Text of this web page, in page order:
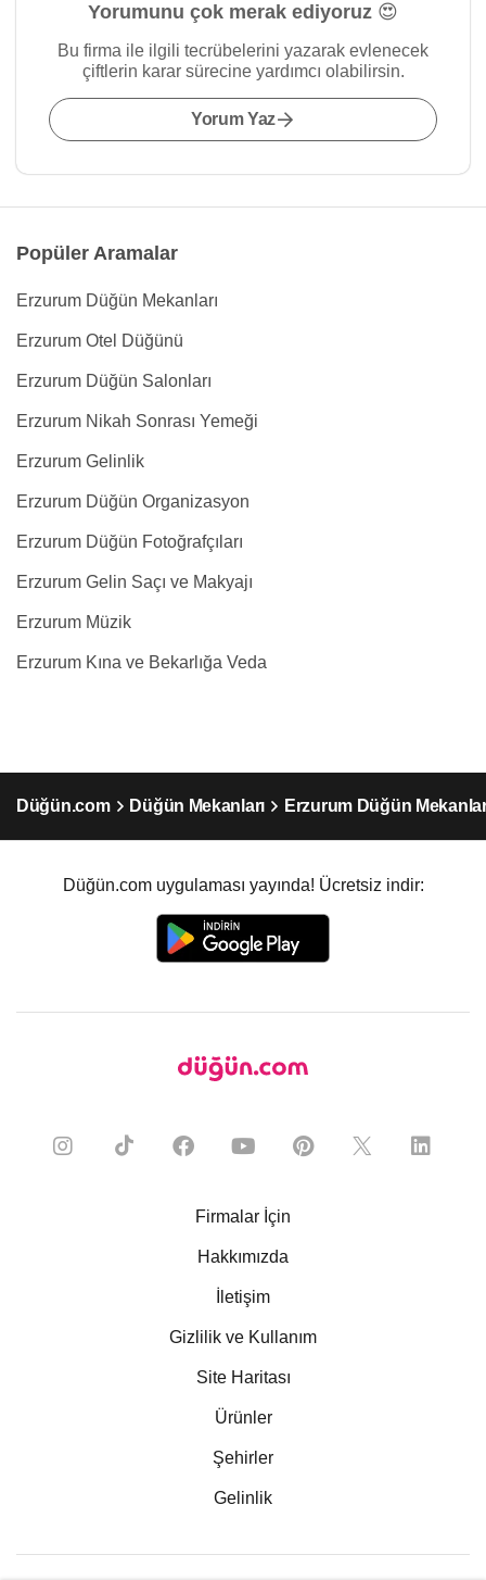
Yorumunu çok merak ediyoruz 😍
Bu firma ile ilgili tecrübelerini yazarak evlenecek
çiftlerin karar sürecine yardımcı olabilirsin.
Yorum Yaz
Popüler Aramalar
Erzurum Düğün Mekanları
Erzurum Otel Düğünü
Erzurum Düğün Salonları
Erzurum Nikah Sonrası Yemeği
Erzurum Gelinlik
Erzurum Düğün Organizasyon
Erzurum Düğün Fotoğrafçıları
Erzurum Gelin Saçı ve Makyajı
Erzurum Müzik
Erzurum Kına ve Bekarlığa Veda
Düğün.com Düğün Mekanları Erzurum Düğün
Düğün.com uygulaması yayında! Ücretsiz indir:
Firmalar İçin
Hakkımızda
İletişim
Gizlilik ve Kullanım
Site Haritası
Ürünler
Şehirler
Gelinlik